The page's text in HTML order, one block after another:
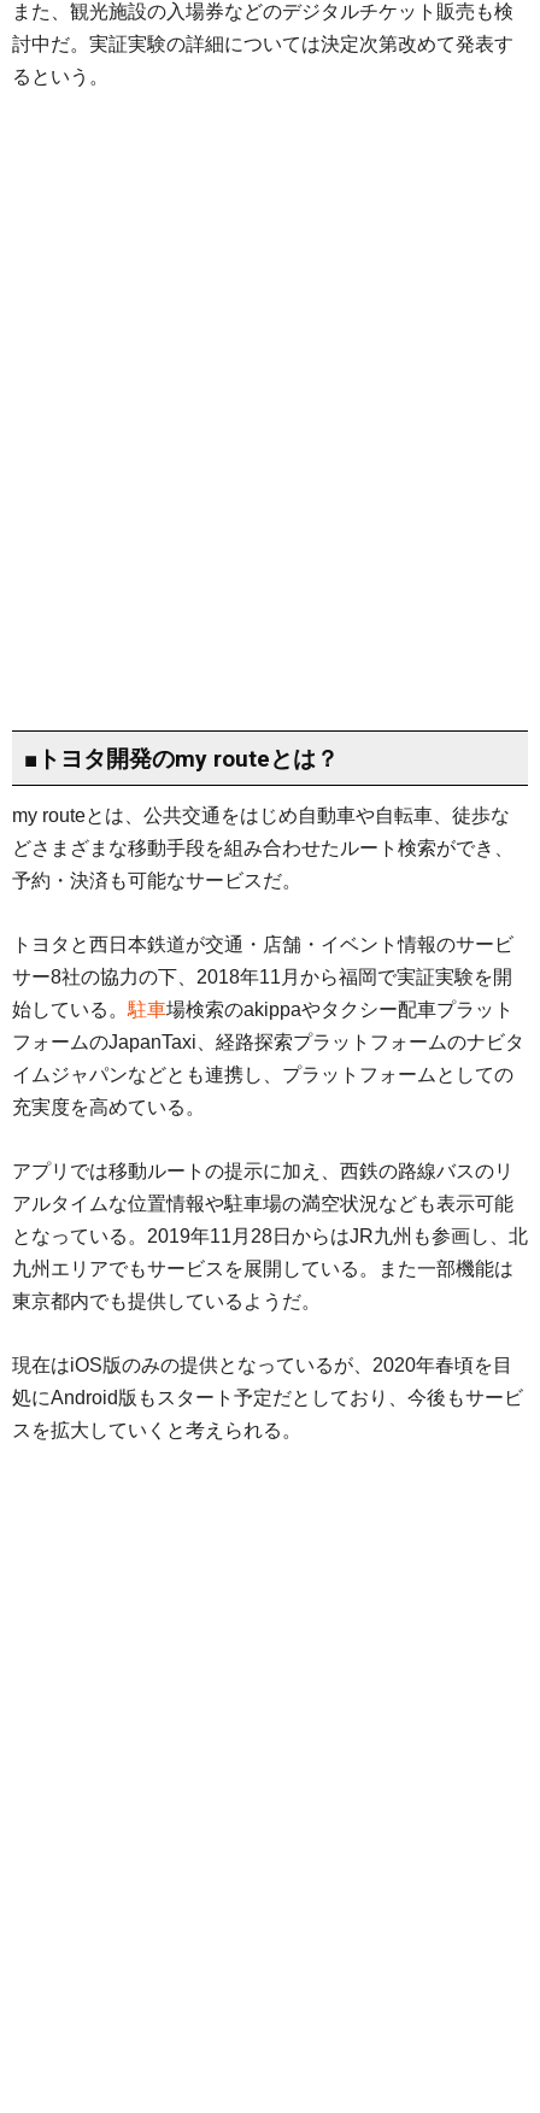
また、観光施設の入場券などのデジタルチケット販売も検
討中だ。実証実験の詳細については決定次第改めて発表す
るという。
■トヨタ開発のmy routeとは？
my routeとは、公共交通をはじめ自動車や自転車、徒歩な
どさまざまな移動手段を組み合わせたルート検索ができ、
予約・決済も可能なサービスだ。
トヨタと西日本鉄道が交通・店舗・イベント情報のサービ
サー8社の協力の下、2018年11月から福岡で実証実験を開
始している。 駐車場検索のakippaやタクシー配車プラット
フォームのJapanTaxi、経路探索プラットフォームのナビタ
イムジャパンなどとも連携し、プラットフォームとしての
充実度を高めている。
アプリでは移動ルートの提示に加え、西鉄の路線バスのリ
アルタイムな位置情報や駐車場の満空状況なども表示可能
となっている。2019年11月28日からはJR九州も参画し、北
九州エリアでもサービスを展開している。また一部機能は
東京都内でも提供しているようだ。
現在はiOS版のみの提供となっているが、2020年春頃を目
処にAndroid版もスタート予定だとしており、今後もサービ
スを拡大していくと考えられる。